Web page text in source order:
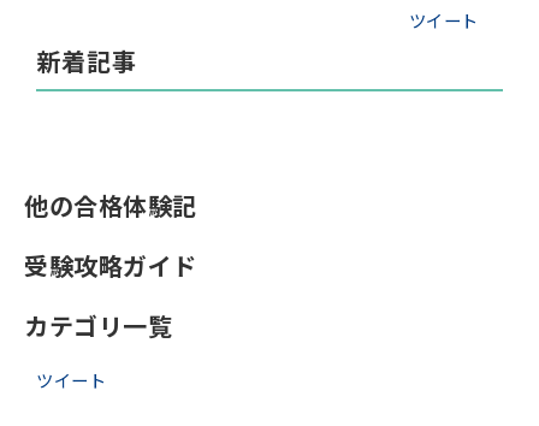
ツイート
新着記事
他の合格体験記
受験攻略ガイド
カテゴリ一覧
ツイート